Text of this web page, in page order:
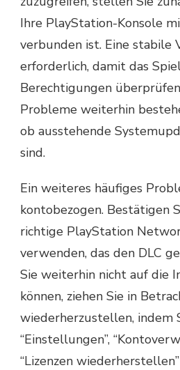
Ihre PlayStation-Konsole
verbunden ist. Eine stabile
erforderlich, damit das
Berechtigungen
Probleme weiterhin
ob ausstehende
sind.
Ein weiteres häufiges
kontobezogen. Bestätigen
richtige PlayStation
verwenden, das den DLC
Sie weiterhin nicht auf die
können, ziehen Sie in
wiederherzustellen, indem
“Einstellungen”,
“Lizenzen